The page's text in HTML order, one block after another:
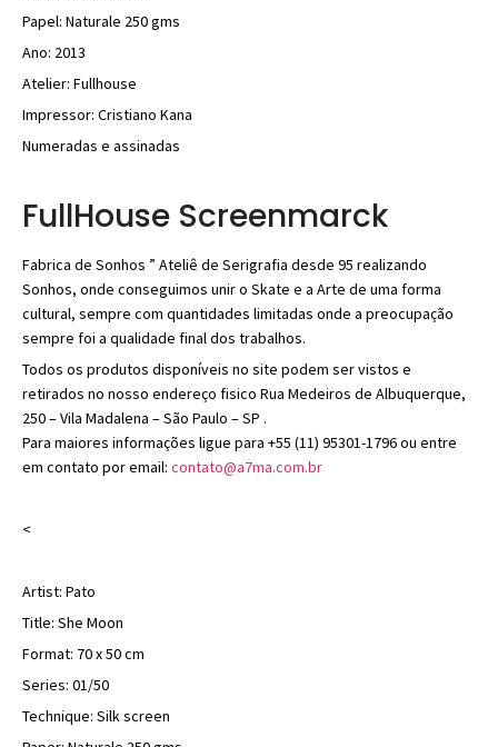
Papel: Naturale 250 gms
Ano: 2013
Atelier: Fullhouse
Impressor: Cristiano Kana
Numeradas e assinadas
FullHouse Screenmarck
Fabrica de Sonhos ” Ateliê de Serigrafia desde 95 realizando
Sonhos, onde conseguimos unir o Skate e a Arte de uma forma
cultural, sempre com quantidades limitadas onde a preocupação
sempre foi a qualidade final dos trabalhos.
Todos os produtos disponíveis no site podem ser vistos e
retirados no nosso endereço fisico Rua Medeiros de Albuquerque,
250 – Vila Madalena – São Paulo – SP .
Para maiores informações ligue para +55 (11) 95301-1796 ou entre
em contato por email: contato@a7ma.com.br
<
Artist: Pato
Title: She Moon
Format: 70 x 50 cm
Series: 01/50
Technique: Silk screen